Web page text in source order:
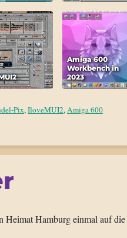
Amiga 600
Workbench in
2023
Pix,IloveMUI2,Amiga 600
Heimat Hamburg einmal auf die